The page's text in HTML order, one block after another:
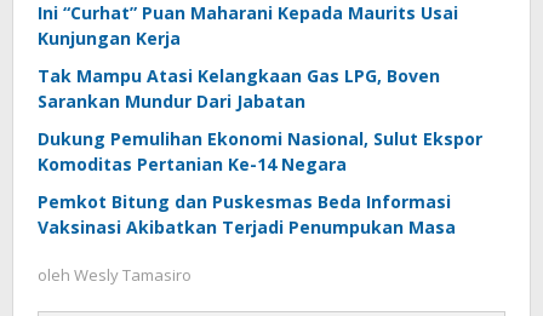
Ini “Curhat” Puan Maharani Kepada Maurits Usai
Kunjungan Kerja
Tak Mampu Atasi Kelangkaan Gas LPG, Boven
Sarankan Mundur Dari Jabatan
Dukung Pemulihan Ekonomi Nasional, Sulut Ekspor
Komoditas Pertanian Ke-14 Negara
Pemkot Bitung dan Puskesmas Beda Informasi
Vaksinasi Akibatkan Terjadi Penumpukan Masa
oleh Wesly Tamasiro